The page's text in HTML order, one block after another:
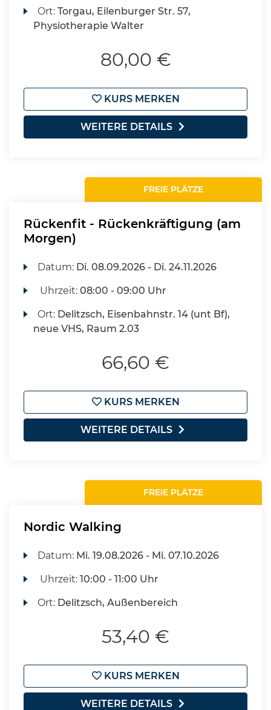
Ort:Torgau, Eilenburger Str. 57,
Physiotherapie Walter
80,00 €
KURS MERKEN
WEITERE DETAILS
FREIE PLÄTZE
Rückenfit - Rückenkräftigung (am
Morgen)
Datum: Di. 08.09.2026 - Di. 24.11.2026
Uhrzeit:08:00 - 09:00 Uhr
Ort: Delitzsch, Eisenbahnstr. 14 (unt Bf),
neue VHS, Raum 2.03
66,60 €
KURS MERKEN
WEITERE DETAILS
FREIE PLÄTZE
Nordic Walking
Datum: Mi. 19.08.2026 - Mi. 07.10.2026
Uhrzeit:10:00 - 11:00 Uhr
Ort: Delitzsch, Außenbereich
53,40 €
KURS MERKEN
WEITERE DETAILS